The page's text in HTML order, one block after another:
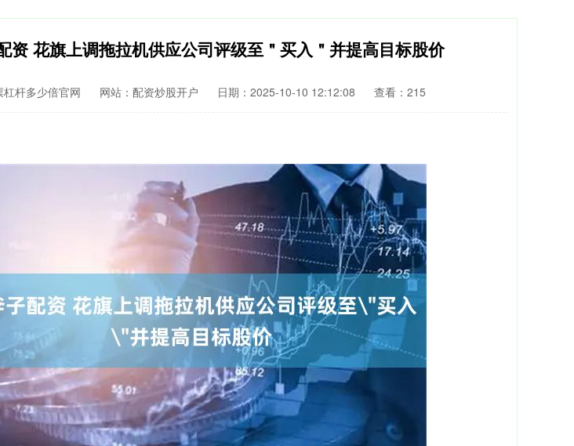
资 花旗上调拖拉机供应公司评级至＂买入＂并提高目标股价
杆多少倍官网 网站：配资炒股开户 日期：2025-10-10 12:12:08 查看：215